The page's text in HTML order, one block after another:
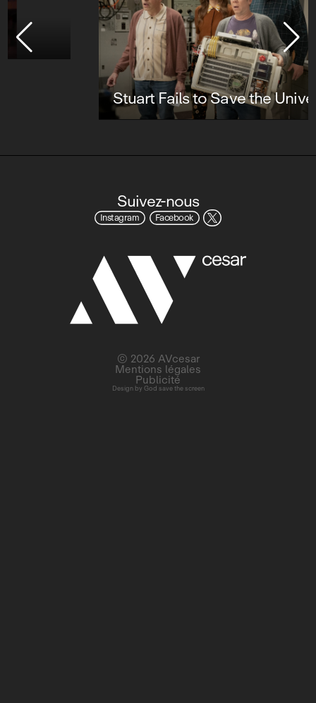
Stuart Fails to Save the Universe
Suivez-nous
Instagram Facebook
Design by God save the screen
© 2026 AVcesar
Mentions légales
Publicité